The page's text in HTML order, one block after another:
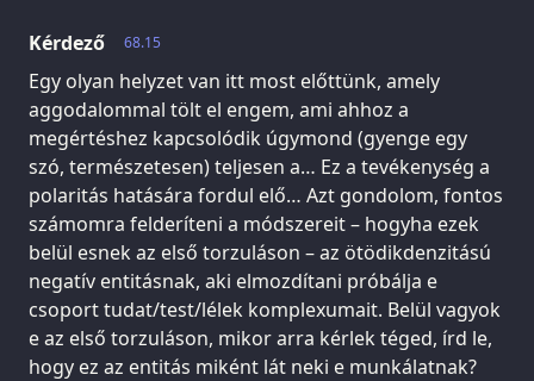
68.15
Kérdező
Egy olyan helyzet van itt most előttünk, amely
aggodalommal tölt el engem, ami ahhoz a
megértéshez kapcsolódik úgymond (gyenge egy
szó, természetesen) teljesen a… Ez a tevékenység a
polaritás hatására fordul elő… Azt gondolom, fontos
számomra felderíteni a módszereit – hogyha ezek
belül esnek az első torzuláson – az ötödikdenzitású
negatív entitásnak, aki elmozdítani próbálja e
csoport tudat/test/lélek komplexumait. Belül vagyok
e az első torzuláson, mikor arra kérlek téged, írd le,
hogy ez az entitás miként lát neki e munkálatnak?